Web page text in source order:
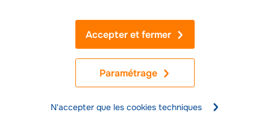
Paramétrage
Accepter et fermer
N'accepter que les cookies techniques
la mise en place d’unoutil anti-spam,
de passe, conforme à la dernière recommandation de